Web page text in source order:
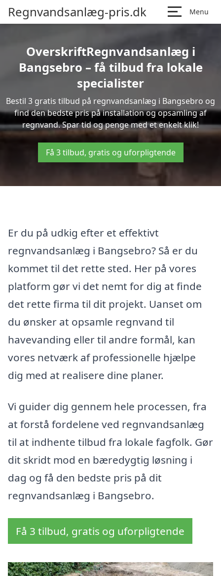
Regnvandsanlæg-pris.dk Menu
OverskriftRegnvandsanlæg i
Bangsebro – få tilbud fra lokale
specialister
Bestil 3 gratis tilbud på regnvandsanlæg i Bangsebro og
find den bedste pris på installation og opsamling af
regnvand. Spar tid og penge med et enkelt klik!
Få 3 tilbud, gratis og uforpligtende
Er du på udkig efter et effektivt
regnvandsanlæg i Bangsebro? Så er du
kommet til det rette sted. Her på vores
platform gør vi det nemt for dig at finde
det rette firma til dit projekt. Uanset om
du ønsker at opsamle regnvand til
havevanding eller til andre formål, kan
vores netværk af professionelle hjælpe
dig med at realisere dine planer.
Vi guider dig gennem hele processen, fra
at forstå fordelene ved regnvandsanlæg
til at indhente tilbud fra lokale fagfolk. Gør
dit skridt mod en bæredygtig løsning i
dag og få den bedste pris på dit
regnvandsanlæg i Bangsebro.
Få 3 tilbud, gratis og uforpligtende